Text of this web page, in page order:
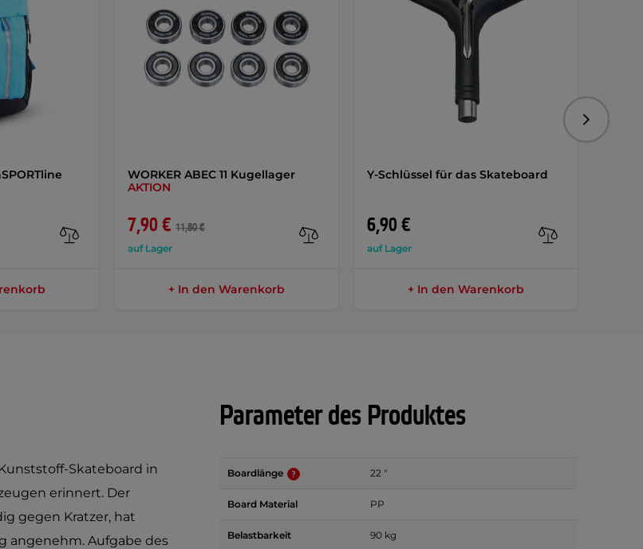
WORKER ABEC 11 Kugellager
AKTION
7,90 € 11,80 €
auf Lager
+ In den Warenkorb
Y-Schlüssel für das Skateboard
6,90 €
auf Lager
+ In den Warenkorb
Folgend
Skateboard in
erinnert. Der
gegen Kratzer, hat
angenehm. Aufgabe des
Parameter des Produktes
Boardlänge 22 "
Board Material PP
Belastbarkeit 90 kg